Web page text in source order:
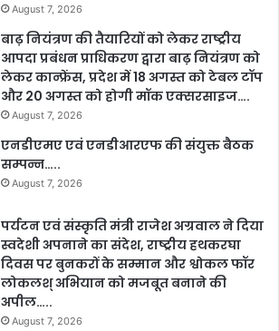
August 7, 2026
बाढ़ नियंत्रण की तैयारियों को लेकर राष्ट्रीय
आपदा प्रबंधन प्राधिकरण द्वारा बाढ़ नियंत्रण को
लेकर कान्फ्रेंस, प्रदेश में 18 अगस्त को टेबल टॉप
और 20 अगस्त को होगी मॉक एक्सरसाइज….
August 7, 2026
एनडीएमए एवं एनडीआरएफ की संयुक्त बैठक
सम्पन्न…..
August 7, 2026
पर्यटन एवं संस्कृति मंत्री राजेश अग्रवाल ने दिया
स्वदेशी अपनाने का संदेश, राष्ट्रीय हथकरघा
दिवस पर बुनकरों के सम्मान और श्वोकल फॉर
लोकलश् अभियान को मजबूत बनाने की
अपील…..
August 7, 2026